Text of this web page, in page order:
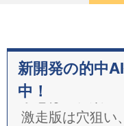
新開発の的中
中！
予想は２種類！
激走版は穴狙い